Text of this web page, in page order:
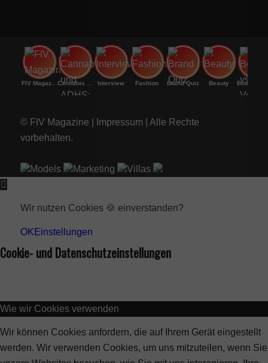
FIV Magazine Interview Fashion Brand Quiz Beauty
© FIV Magazine | Impressum | Alle Rechte
vorbehalten.
Models Marketing Villas
Wir nutzen Cookies 🍪 einverstanden?
OK Einstellungen
Cookie- und Datenschutzeinstellungen
Wie wir Cookies verwenden
Wir können Cookies anfordern, die auf Ihrem Gerät eingestellt
werden. Wir verwenden Cookies, um uns mitzuteilen, wenn Sie